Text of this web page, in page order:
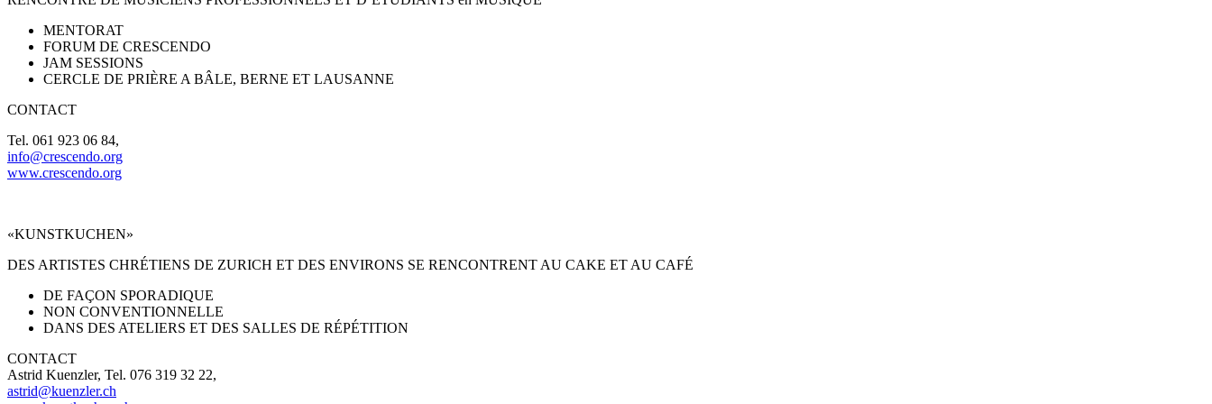
MENTORAT
FORUM DE CRESCENDO
JAM SESSIONS
CERCLE DE PRIÈRE A BÂLE, BERNE ET LAUSANNE
CONTACT
Tel. 061 923 06 84,
info@crescendo.org
www.crescendo.org
«KUNSTKUCHEN»
DES ARTISTES CHRÉTIENS DE ZURICH ET DES ENVIRONS SE RENCONTRENT AU CAKE ET AU CAFÉ
DE FAÇON SPORADIQUE
NON CONVENTIONNELLE
DANS DES ATELIERS ET DES SALLES DE RÉPÉTITION
CONTACT
Astrid Kuenzler, Tel. 076 319 32 22,
astrid@kuenzler.ch